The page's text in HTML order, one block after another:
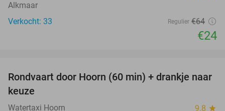
Alkmaar
Verkocht: 33
Regulier €64
€24
38%
Rondvaart door Hoorn (60 min) + drankje naar
keuze
Watertaxi Hoorn 9.8 star